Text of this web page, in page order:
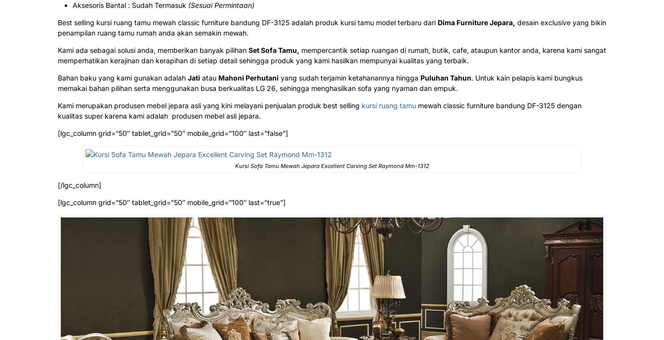
Aksesoris Bantal : Sudah Termasuk (Sesuai Permintaan)
Best selling kursi ruang tamu mewah classic furniture bandung DF-3125 adalah produk kursi tamu model terbaru dari Dima Furniture Jepara, desain exclusive yang bikin
penampilan ruang tamu rumah anda akan semakin mewah.
Kami ada sebagai solusi anda, memberikan banyak pilihan Set Sofa Tamu, mempercantik setiap ruangan di rumah, butik, cafe, ataupun kantor anda, karena kami sangat
memperhatikan kerajinan dan kerapihan di setiap detail sehingga produk yang kami hasilkan mempunyai kualitas yang terbaik.
Bahan baku yang kami gunakan adalah Jati atau Mahoni Perhutani yang sudah terjamin ketahanannya hingga Puluhan Tahun. Untuk kain pelapis kami bungkus
memakai bahan pilihan serta menggunakan busa berkualitas LG 26, sehingga menghasilkan sofa yang nyaman dan empuk.
Kami merupakan produsen mebel jepara asli yang kini melayani penjualan produk best selling kursi ruang tamu mewah classic furniture bandung DF-3125 dengan
kualitas super karena kami adalah produsen mebel asli jepara.
[lgc_column grid=”50″ tablet_grid=”50″ mobile_grid=”100″ last=”false”]
Kursi Sofa Tamu Mewah Jepara Excellent Carving Set Raymond Mm-1312
[/lgc_column]
[lgc_column grid=”50″ tablet_grid=”50″ mobile_grid=”100″ last=”true”]